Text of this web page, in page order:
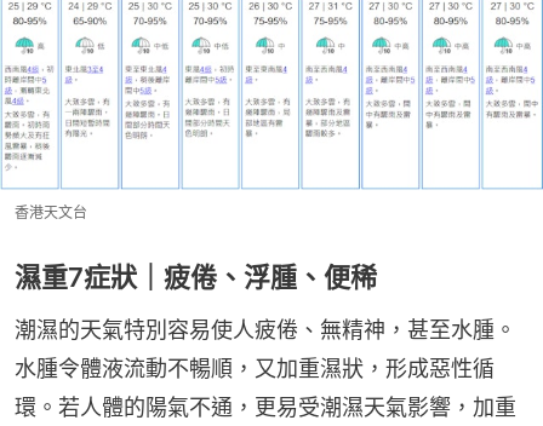
香港天文台
濕重7症狀｜疲倦、浮腫、便稀
潮濕的天氣特別容易使人疲倦、無精神，甚至水腫。
水腫令體液流動不暢順，又加重濕狀，形成惡性循
環。若人體的陽氣不通，更易受潮濕天氣影響，加重